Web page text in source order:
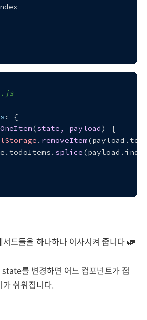
: {
(state, payload ) {
. removeItem(payload.
todoItems . splice(payload.
드들을 하나하나 이사시켜 줍니다 🚛
를 변경하면 어느 컴포넌트가 접
가 쉬워집니다.